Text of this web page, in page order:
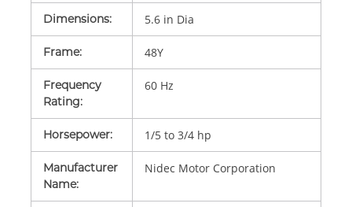
Dimensions: 5.6 in Dia
Frame: 48Y
Frequency
Rating:
60 Hz
Horsepower: 1/5 to 3/4 hp
Manufacturer
Name:
Nidec Motor Corporation